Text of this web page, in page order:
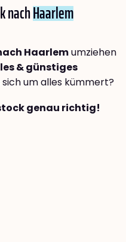
nachHaarlem
Haarlemumziehen
& günstiges
sich um alles kümmert?
genau richtig!